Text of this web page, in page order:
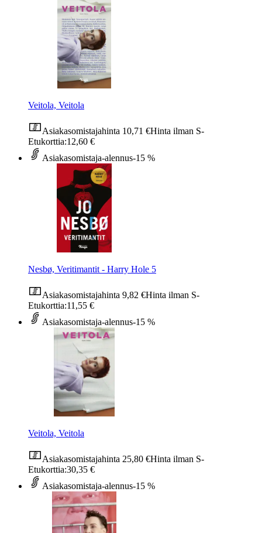
Veitola, Veitola
Asiakasomistajahinta 10,71 €Hinta ilman S-
Etukorttia:12,60 €
Asiakasomistaja-alennus-15 %
Nesbø, Veritimantit - Harry Hole 5
Asiakasomistajahinta 9,82 €Hinta ilman S-
Etukorttia:11,55 €
Asiakasomistaja-alennus-15 %
Veitola, Veitola
Asiakasomistajahinta 25,80 €Hinta ilman S-
Etukorttia:30,35 €
Asiakasomistaja-alennus-15 %